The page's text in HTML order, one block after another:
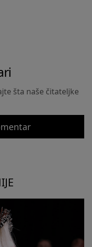
šta naše čitateljke